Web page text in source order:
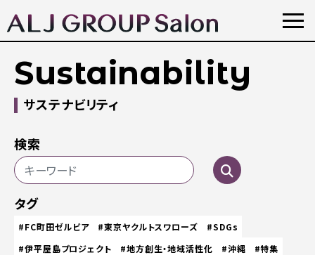
Sustainability
サステナビリティ
検索
タグ
#FC町田ゼルビア #東京ヤクルトスワローズ
#SDGs
#伊平屋島プロジェクト
#地方創生・地域活性化 #沖縄
#特集